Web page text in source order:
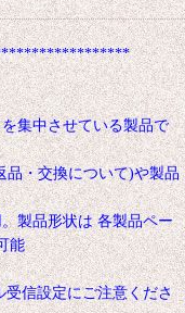
集中させている製品で
・交換について)や製品
製品形状は 各製品ペー
能
信設定にご注意くださ